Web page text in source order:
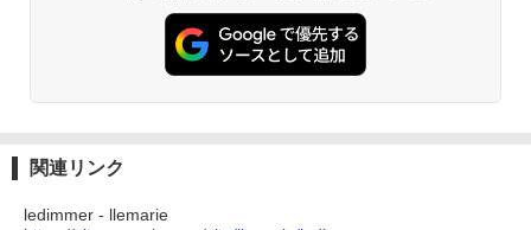
関連リンク
ledimmer - llemarie